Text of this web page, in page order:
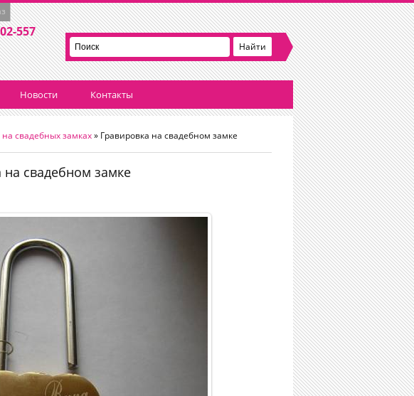
Новости Контакты
557
на свадебных замках» Гравировка на свадебном замке
на свадебном замке